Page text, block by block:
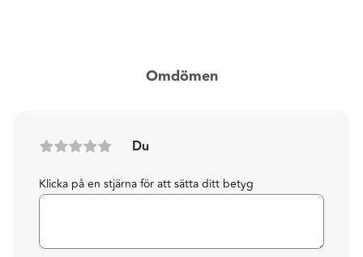
Omdömen
Du
Klicka på en stjärna för att sätta ditt betyg